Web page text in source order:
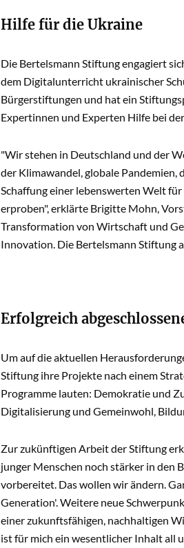
Hilfe für die Ukraine
Die Bertelsmann Stiftung engagiert
dem Digitalunterricht ukrainischer
Bürgerstiftungen und hat ein
Expertinnen und Experten Hilfe bei
"Wir stehen in Deutschland und der
der Klimawandel, globale Pandemien,
Schaffung einer lebenswerten Welt
erproben", erklärte Brigitte Mohn,
Transformation von Wirtschaft und
Innovation. Die Bertelsmann Stiftung
Erfolgreich
Um auf die aktuellen
Stiftung ihre Projekte nach einem
Programme lauten: Demokratie und
Digitalisierung und Gemein­wohl,
Zur zukünftigen Arbeit der Stiftung
junger Menschen noch stärker in den
vorbereitet. Das wollen wir ändern.
Generation'. Weitere neue
einer zukunftsfähigen, nachhaltigen
ist für mich ein wesentlicher Inhalt all